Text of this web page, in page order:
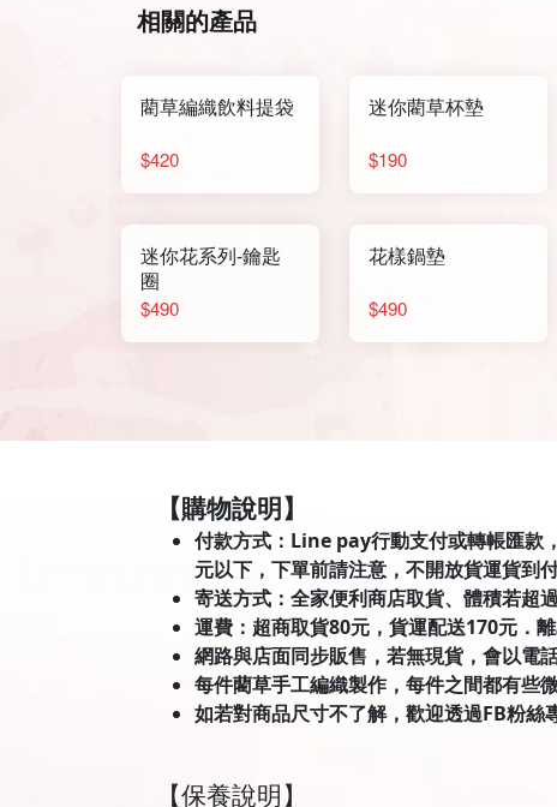
相關的產品
藺草編織飲料提袋
$420
迷你藺草杯墊
$190
迷你花系列-鑰匙
圈
$490
花樣鍋墊
$490
【購物說明】
付款方式：Line pay行動支付或轉帳匯款
元以下，下單前請注意，不開放貨運貨到付
寄送方式：全家便利商店取貨、體積若超
運費：超商取貨80元，貨運配送170元．
網路與店面同步販售，若無現貨，會以電話
每件藺草手工編織製作，每件之間都有些
如若對商品尺寸不了解，歡迎透過FB粉絲
【保養說明】